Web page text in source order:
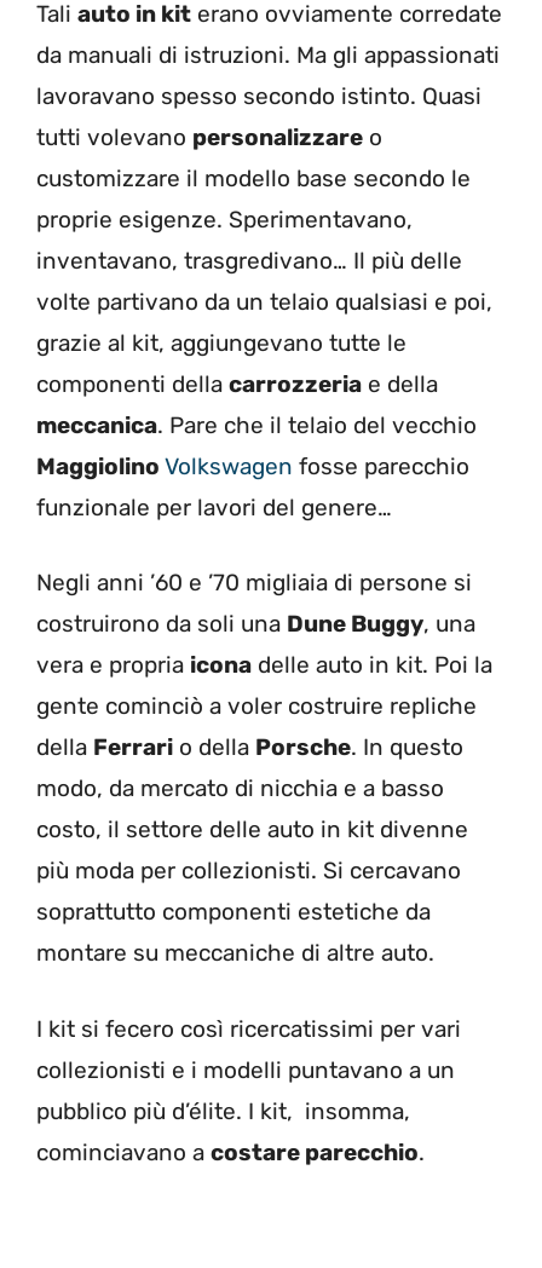
Tali auto in kit erano ovviamente corredate
da manuali di istruzioni. Ma gli appassionati
lavoravano spesso secondo istinto. Quasi
tutti volevano personalizzare o
customizzare il modello base secondo le
proprie esigenze. Sperimentavano,
inventavano, trasgredivano… Il più delle
volte partivano da un telaio qualsiasi e poi,
grazie al kit, aggiungevano tutte le
componenti della carrozzeria e della
meccanica. Pare che il telaio del vecchio
Maggiolino Volkswagen fosse parecchio
funzionale per lavori del genere…
Negli anni ’60 e ’70 migliaia di persone si
costruirono da soli una Dune Buggy, una
vera e propria icona delle auto in kit. Poi la
gente cominciò a voler costruire repliche
della Ferrari o della Porsche. In questo
modo, da mercato di nicchia e a basso
costo, il settore delle auto in kit divenne
più moda per collezionisti. Si cercavano
soprattutto componenti estetiche da
montare su meccaniche di altre auto.
I kit si fecero così ricercatissimi per vari
collezionisti e i modelli puntavano a un
pubblico più d’élite. I kit, insomma,
cominciavano a costare parecchio.